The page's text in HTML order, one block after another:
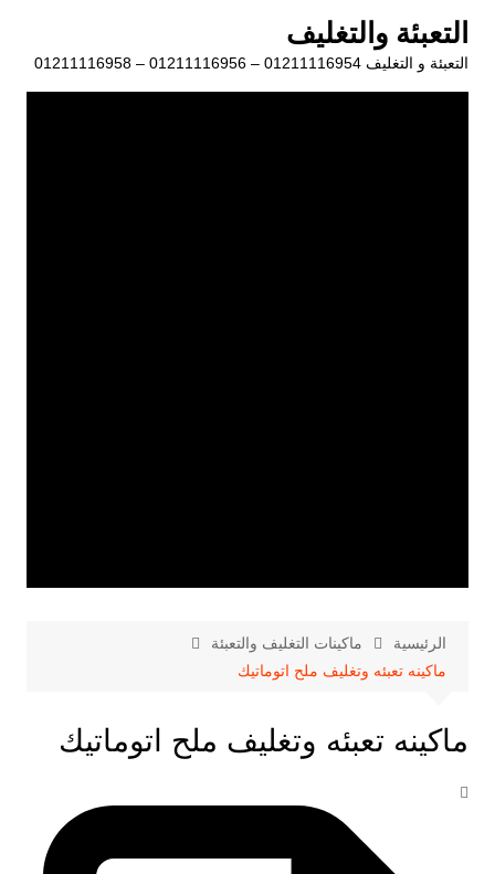
المحتوى
التعبئة والتغليف
التعبئة و التغليف 01211116954 – 01211116956 – 01211116958
الرئيسية
ماكينات التغليف والتعبئة
ماكينه تعبئه وتغليف ملح اتوماتيك
ماكينه تعبئه وتغليف ملح اتوماتيك